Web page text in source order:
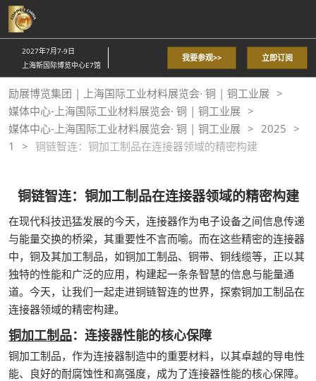
直
接
跳
至
内
容
2027年7月7-9日
上海新国际博览中心E7馆
我要参观>> 立即订阅
励展博览集团 | 上海国际工业材料展览会· 铜 | 铜工业展
媒体中心-上海国际工业材料展览会· 铜 | 铜工业展
媒体中心-上海国际工业材料展览会· 铜 | 铜工业展
2025
1
铜链智连：铜加工制品在连接器领域的精密构建
铜链智连：铜加工制品在连接器领域的精密构建
在现代科技迅猛发展的今天，连接器作为电子设备之间信息传递
与能量交换的桥梁，其重要性不言而喻。而在这些精密的连接器
中，铜及其加工制品，如铜加工制品、铜带、铜线缆等，正以其
独特的性能和广泛的应用，构建起一条条智慧的信息与能量通
道。今天，让我们一起走进铜链智连的世界，探索铜加工制品在
连接器领域的精密构建。
铜加工制品：连接器性能的核心保障
铜加工制品，作为连接器制造中的重要材料，以其卓越的导电性
能、良好的耐腐蚀性和高强度，成为了连接器性能的核心保障。